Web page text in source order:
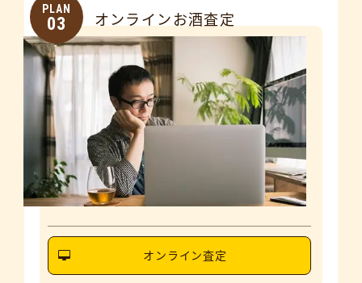
PLAN
03 オンラインお酒査定
オンライン査定